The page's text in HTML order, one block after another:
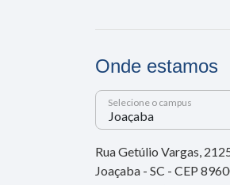
Onde estamos
Selecione o campus
Rua Getúlio Vargas,
Joaçaba - SC - CEP